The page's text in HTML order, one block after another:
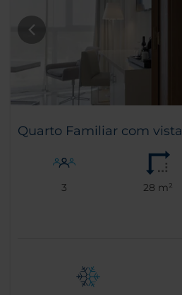
Quarto Familiar com vista
3 28 m²